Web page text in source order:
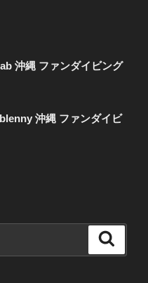
沖縄 ファンダイビング
沖縄 ファンダイビ